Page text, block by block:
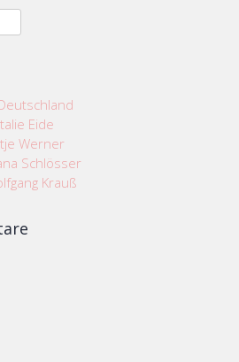
Eide
Werner
Schlösser
Krauß